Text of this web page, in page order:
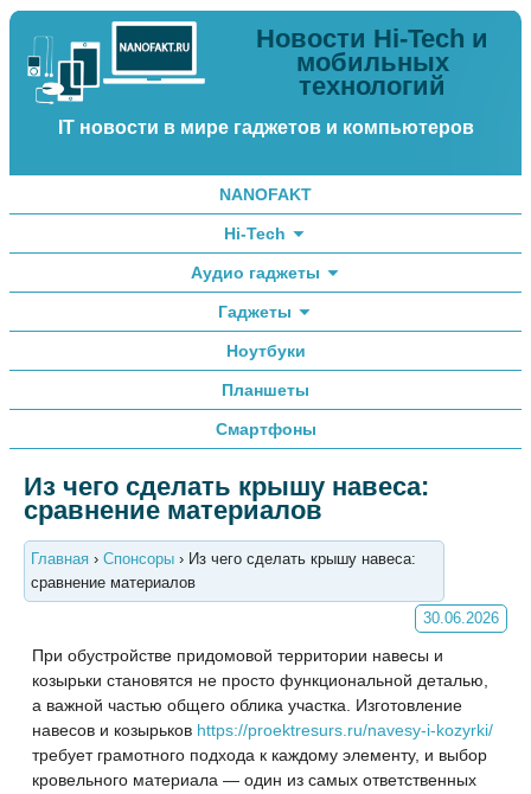
Новости Hi-Tech и
мобильных
технологий
IT новости в мире гаджетов и компьютеров
NANOFAKT
Hi-Tech
Аудио гаджеты
Гаджеты
Ноутбуки
Планшеты
Смартфоны
Из чего сделать крышу навеса:
сравнение материалов
Главная › Спонсоры › Из чего сделать крышу навеса:
сравнение материалов
30.06.2026
При обустройстве придомовой территории навесы и
козырьки становятся не просто функциональной деталью,
а важной частью общего облика участка. Изготовление
навесов и козырьков https://proektresurs.ru/navesy-i-kozyrki/
требует грамотного подхода к каждому элементу, и выбор
кровельного материала — один из самых ответственных